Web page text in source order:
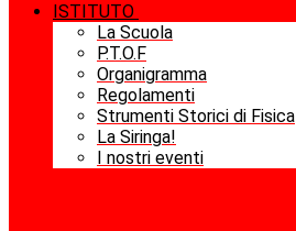
ISTITUTO
La Scuola
P.T.O.F
Organigramma
Regolamenti
Strumenti Storici di Fisica
La Siringa!
I nostri eventi